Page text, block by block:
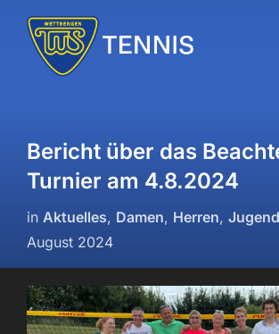
Inhalt
springen
Bericht über das
Turnier am 4.8.2024
in Aktuelles, Damen, Herren, Jugend
August 2024